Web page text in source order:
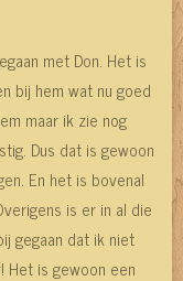
met Don. Het is
bij hem wat nu goed
maar ik zie nog
Dus dat is gewoon
En het is bovenal
is er in al die
gegaan dat ik niet
Het is gewoon een